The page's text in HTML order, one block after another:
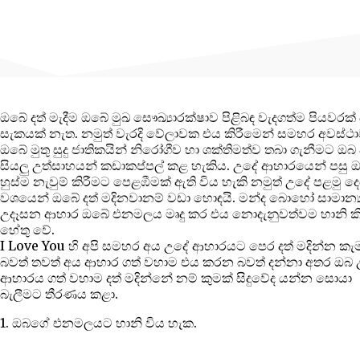
ඔබේ දත් මැදීම ඔබේ මුඛ සෞඛ්‍යාරක්ෂාව පිළිබඳ වැදගත්ම
සැකයක් නැත. නමුත් වැරදි වේලාවක එය කිරීමෙන් සමහර
ඔබේ මුතු සුදු ජාතිකයින් නිරෝගීව හා ශක්තිමත්ව තබා ගැනීමට ඔබ
සියලු උත්සාහයන් කඩාකප්පල් කළ හැකිය. උදේ ආහාරයෙන් පසු
හුස්ම නැවුම් කිරීමට පෙළඹීමක් ඇති විය හැකි නමුත් උදේ පළමු
වශයෙන් ඔබේ දත් මදිනවානම් වඩා හොඳයි. මන්ද බොහෝ
උදෑසන ආහාර ඔබේ එනමලය මෘදු කර එය නොදැනුවත්වම හානි
හේතු වේ.
I Love You හි අපි සමහර අය උදේ ආහාරයට පෙර දත් මදින්න
බවත් තවත් අය ආහාර ගත් වහාම එය කරන බවත් දන්නා අතර ඔබ
ආහාරය ගත් වහාම දත් මදින්නේ නම් කුමක් සිදුවේද යන්න සොයා
බැලීමට තීරණය කළා.
1. ඔබගේ එනමලයට හානි විය හැක.